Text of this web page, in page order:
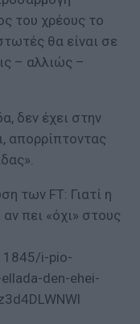
του χρέους το
θα είναι σε
– αλλιώς –
δεν έχει στην
απορρίπτοντας
των FT: Γιατί η
πει «όχι» στους
i-pio-
den-ehei-